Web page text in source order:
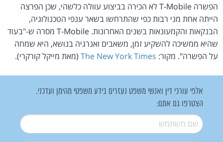
הפשרה T-Mobile לא הכירה בביצוע עוולה כלשהי, שכן הפרצה
הייתה אחת מני רבות כפי שהתרחשו בשאר ענפי הטכנולוגיה,
הבנקאות והקמעונאות בשנים האחרונות. T-Mobile מסרה ש-"בעוד
שהיא ממשיכה להשקיע זמן, משאבים ואנרגיה בנושא, היא שמחה
על הפשרה". מקור: The New York Times (מאת מייקל קורקרי).
אלפי עורכי דין ואנשי משפט נעזרים בידע משפטי מהימן ועדכני.
הצטרפו גם אתם:
שם משתמש*